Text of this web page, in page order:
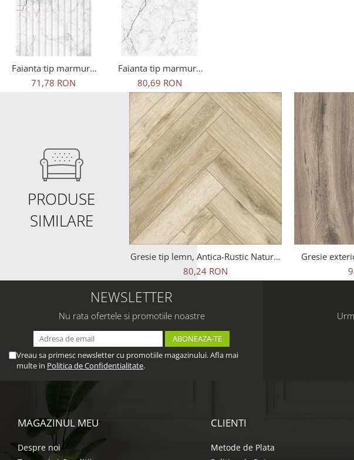
Faianta tip marmura
Riva Decofon 1. 30x60
71,78 RON
Faianta tip marmura
Riva 1. 30x60 alb,
1.63mp/cut
80,69 RON
PRODUSE
SIMILARE
Gresie tip lemn, Antica-Rustic Natural
6093, 45x45 cm, portelanata, bej,
finisaj mat
80,24 RON
Gresie
Oak
NEWSLETTER
Nu rata ofertele si promotiile noastre
Vreau sa primesc newsletter cu promotiile magazinului. Afla mai
multe in Politica de Confidentialitate.
MAGAZINUL MEU
Despre noi
CLIENTI
Metode de Plata